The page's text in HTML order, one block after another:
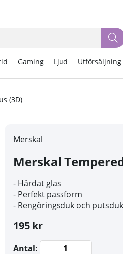
Gaming Ljud Utförsäljning
(3D)
Merskal
Merskal
- Härdat glas
- Perfekt passform
- Rengöringsduk och
195 kr
Antal: